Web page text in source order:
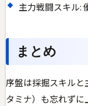
主力戦闘スキル:
まとめ
序盤は採掘スキル
タミナ）も忘れず